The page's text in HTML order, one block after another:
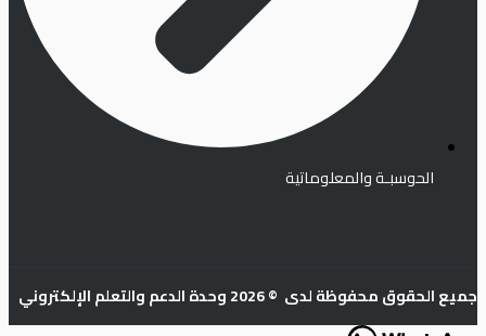
الحوسبـة والمعلوماتية
جميع الحقوق محفوظة لدى © 2026 وحدة الدعم والتعلم الإلكتروني